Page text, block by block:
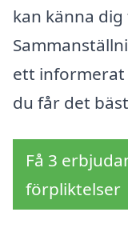
kan känna
ett informerat
du får det
Få 3
förpliktelser